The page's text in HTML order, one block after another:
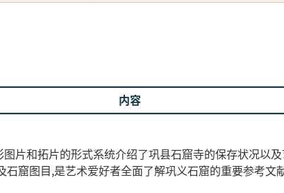
内容
片和拓片的形式系统介绍了巩县石窟寺的保存状况以
窟图目,是艺术爱好者全面了解巩义石窟的重要参考文